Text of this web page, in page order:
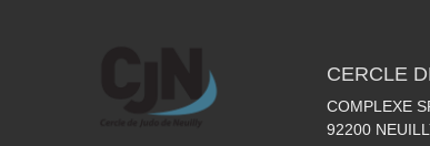
CERCLE
COMPLEXE
92200